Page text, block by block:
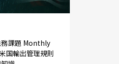
務課題 Monthly
国輸出管理規則